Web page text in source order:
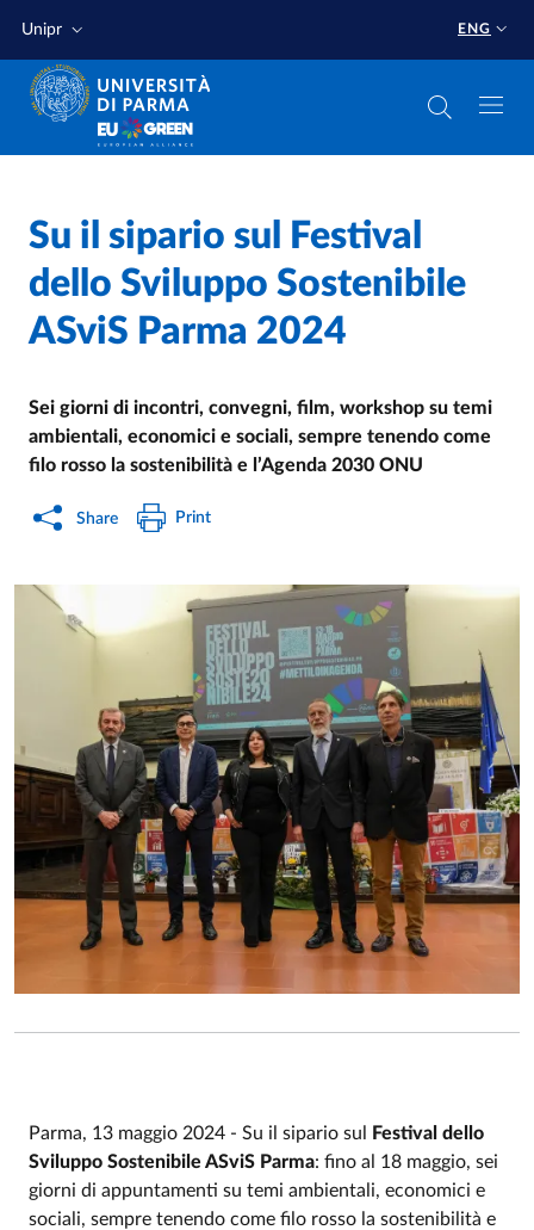
Unipr ENG
Home /
Su il sipario sul Festival
dello Sviluppo Sostenibile
ASviS Parma 2024
Sei giorni di incontri, convegni, film, workshop su temi
ambientali, economici e sociali, sempre tenendo come
filo rosso la sostenibilità e l’Agenda 2030 ONU
Share Print
Parma, 13 maggio 2024 - Su il sipario sul Festival dello
Sviluppo Sostenibile ASviS Parma: fino al 18 maggio, sei
giorni di appuntamenti su temi ambientali, economici e
sociali, sempre tenendo come filo rosso la sostenibilità e